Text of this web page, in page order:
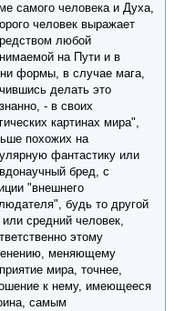
самого человека и Духа,
человек выражает
любой
на Пути и в
формы, в случае мага,
делать это
- в своих
картинах мира",
похожих на
фантастику или
бред, с
"внешнего
будь то другой
или средний человек,
этому
меняющему
мира, точнее,
к нему, имеющееся
самым